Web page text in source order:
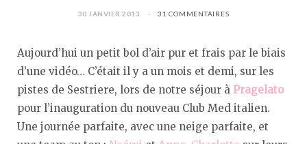
30 JANVIER 2013 31 COMMENTAIRES
Aujourd’hui un petit bol d’air pur et frais par le biais
d’une vidéo… C’était il y a un mois et demi, sur les
pistes de Sestriere, lors de notre séjour à Pragelato
pour l’inauguration du nouveau Club Med italien.
Une journée parfaite, avec une neige parfaite, et